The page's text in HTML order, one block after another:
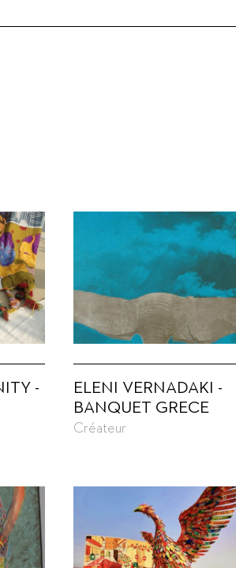
-
ELENI VERNADAKI -
BANQUET GRECE
Créateur